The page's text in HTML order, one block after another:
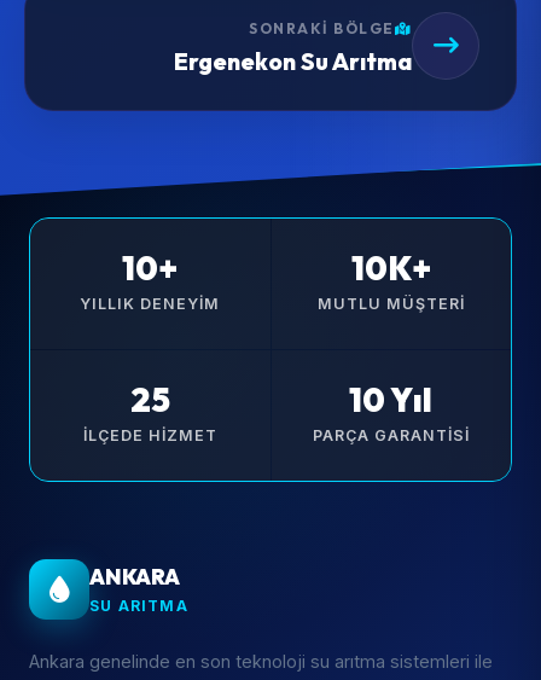
SONRAKI BÖLGE
Ergenekon Su Arıtma
10+
YILLIK DENEYIM
10K+
MUTLU MÜŞTERI
25
İLÇEDE HIZMET
10 Yıl
PARÇA GARANTISI
ANKARA
SU ARITMA
Ankara genelinde en son teknoloji su arıtma sistemleri ile